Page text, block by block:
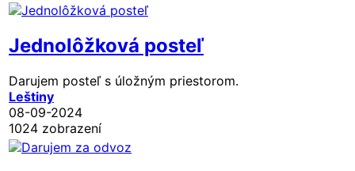
Jednolôžková posteľ
Darujem posteľ s úložným priestorom.
Leštiny
08-09-2024
1024 zobrazení